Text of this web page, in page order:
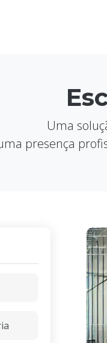
Uma
presença